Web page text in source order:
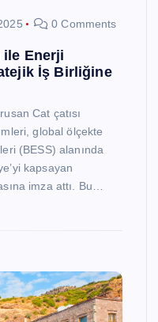
0 Comments
ile Enerji
İş Birliğine
Cat çatısı
global ölçekte
(BESS) alanında
kapsayan
imza attı. Bu…